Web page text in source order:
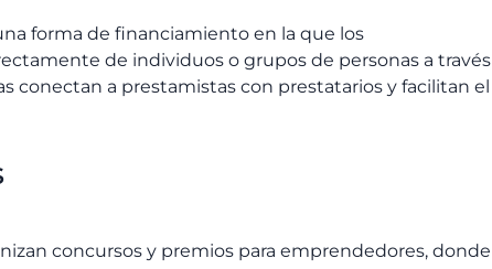
forma de financiamiento en la que los
de individuos o grupos de personas a través
conectan a prestamistas con prestatarios y facilitan el
concursos y premios para emprendedores, donde